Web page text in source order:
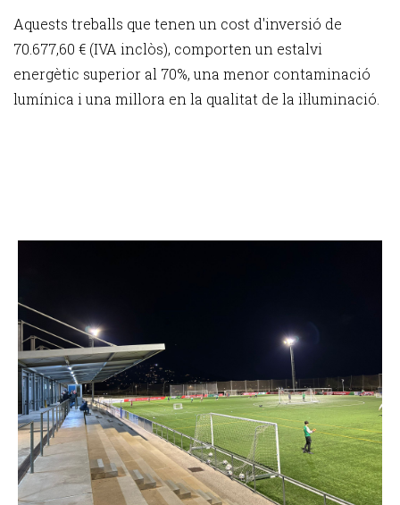
Aquests treballs que tenen un cost d'inversió de
70.677,60 € (IVA inclòs), comporten un estalvi
energètic superior al 70%, una menor contaminació
lumínica i una millora en la qualitat de la il·luminació.